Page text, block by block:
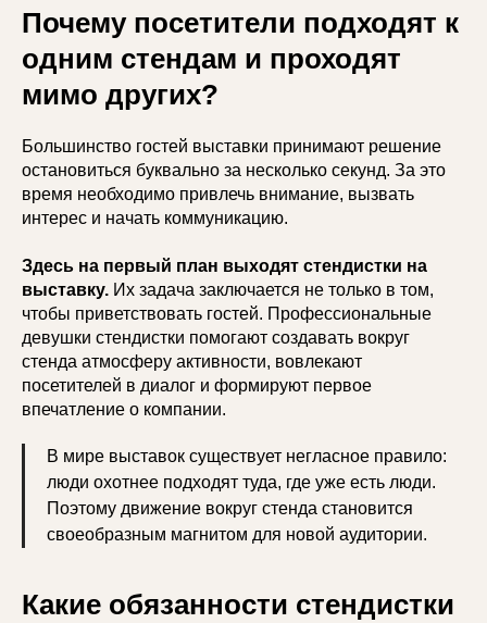
Почему посетители подходят к
одним стендам и проходят
мимо других?
Большинство гостей выставки принимают решение
остановиться буквально за несколько секунд. За это
время необходимо привлечь внимание, вызвать
интерес и начать коммуникацию.
Здесь на первый план выходят стендистки на
выставку. Их задача заключается не только в том,
чтобы приветствовать гостей. Профессиональные
девушки стендистки помогают создавать вокруг
стенда атмосферу активности, вовлекают
посетителей в диалог и формируют первое
впечатление о компании.
В мире выставок существует негласное правило:
люди охотнее подходят туда, где уже есть люди.
Поэтому движение вокруг стенда становится
своеобразным магнитом для новой аудитории.
Какие обязанности стендистки